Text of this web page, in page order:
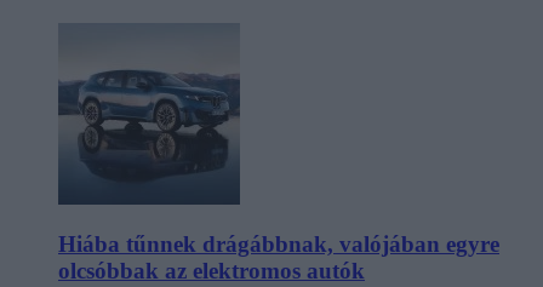
Hiába tűnnek drágábbnak, valójában egyre
olcsóbbak az elektromos autók